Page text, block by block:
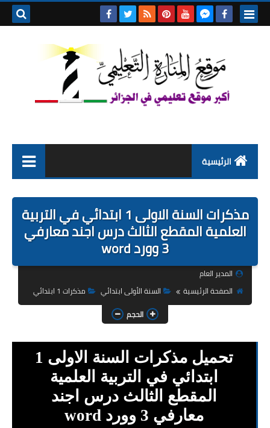
الرئيسية
التربية التحضيرية
السنة الاولى ابتدائي
السنة الثالثة ابتدائي
السنة الخامسة ابتدائي
شهادة التعليم الابتدائي
تزيين القسم
مذكرات السنة الاولى 1 ابتدائي في التربية
العلمية المقطع الثالث درس اجند معارفي
3 وورد word
المدير العام
الصفحة الرئيسية
السنة الأولى ابتدائي
مذكرات 1 ابتدائي
الحجم
تحميل مذكرات السنة الاولى 1
ابتدائي في التربية العلمية
المقطع الثالث درس اجند
معارفي 3 وورد word